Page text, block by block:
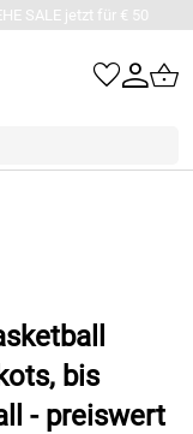
SALE jetzt für € 50
bis
- preiswert